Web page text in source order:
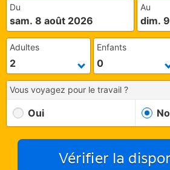
Du
sam. 8 août 2026
Au
dim.
Adultes Enfants
Vous voyagez pour le travail ?
Oui
Vérifier la